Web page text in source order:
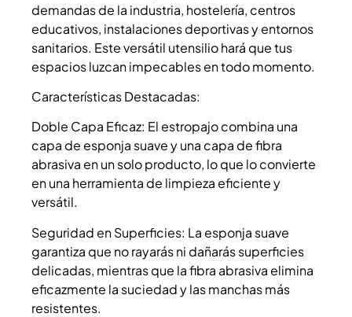
demandas de la industria, hostelería, centros
educativos, instalaciones deportivas y entornos
sanitarios. Este versátil utensilio hará que tus
espacios luzcan impecables en todo momento.
Características Destacadas:
Doble Capa Eficaz: El estropajo combina una
capa de esponja suave y una capa de fibra
abrasiva en un solo producto, lo que lo convierte
en una herramienta de limpieza eficiente y
versátil.
Seguridad en Superficies: La esponja suave
garantiza que no rayarás ni dañarás superficies
delicadas, mientras que la fibra abrasiva elimina
eficazmente la suciedad y las manchas más
resistentes.